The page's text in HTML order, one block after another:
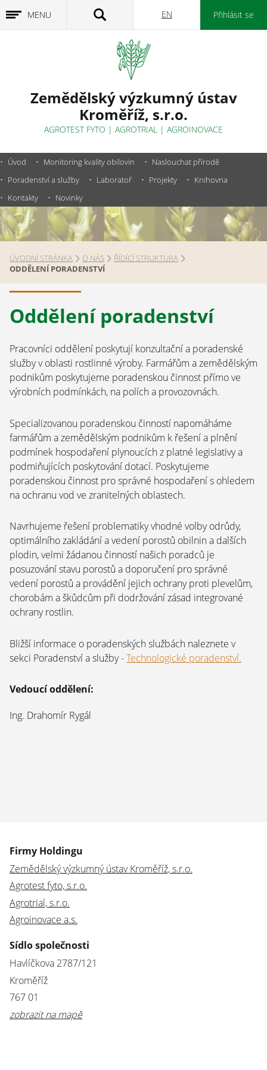
MENU
Zemědělský výzkumný ústav
Kroměříž, s.r.o.
AGROTEST FYTO | AGROTRIAL | AGROINOVACE
EN Přihlásit se
Úvod Monitoring kvality obilovin
Naslouchat přírodě
Poradenství a služby
Laboratoř Projekty
Knihovna
Kontakty
Novinky
ÚVODNÍ STRÁNKA O NÁS
ŘÍDÍCÍ STRUKTURA
ODDĚLENÍ PORADENSTVÍ
Oddělení poradenství
Pracovníci oddělení poskytují konzultační a poradenské
služby v oblasti rostlinné výroby. Farmářům a zemědělským
podnikům poskytujeme poradenskou činnost přímo ve
výrobních podmínkách, na polích a provozovnách.
Specializovanou poradenskou činností napomáháme
farmářům a zemědělským podnikům k řešení a plnění
podmínek hospodaření plynoucích z platné legislativy a
podmiňujících poskytování dotací. Poskytujeme
poradenskou činnost pro správné hospodaření s ohledem
na ochranu vod ve zranitelných oblastech.
Navrhujeme řešení problematiky vhodné volby odrůdy,
optimálního zakládání a vedení porostů obilnin a dalších
plodin, velmi žádanou činností našich poradců je
posuzování stavu porostů a doporučení pro správné
vedení porostů a provádění jejich ochrany proti plevelům,
chorobám a škůdcům při dodržování zásad integrované
ochrany rostlin.
Bližší informace o poradenských službách naleznete v
sekci Poradenství a služby -Technologické poradenství.
Vedoucí oddělení:
Ing. Drahomír Rygál
Firmy Holdingu
Zemědělský výzkumný ústav Kroměříž, s.r.o.
Agrotest fyto, s.r.o.
Agrotrial, s.r.o.
Agroinovace a.s.
Sídlo společnosti
Havlíčkova 2787/121
Kroměříž
767 01
zobrazit na mapě